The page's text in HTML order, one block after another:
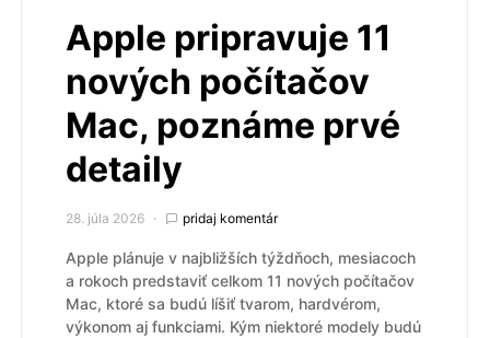
Apple pripravuje 11
nových počítačov
Mac, poznáme prvé
detaily
28. júla 2026 pridaj komentár
Apple plánuje v najbližších týždňoch, mesiacoch
a rokoch predstaviť celkom 11 nových počítačov
Mac, ktoré sa budú líšiť tvarom, hardvérom,
výkonom aj funkciami. Kým niektoré modely budú